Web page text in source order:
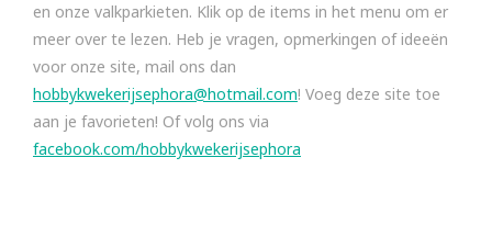
en onze valkparkieten. Klik op de items in het menu om er
meer over te lezen. Heb je vragen, opmerkingen of ideeën
voor onze site, mail ons dan
hobbykwekerijsephora@hotmail.com! Voeg deze site toe
aan je favorieten! Of volg ons via
facebook.com/hobbykwekerijsephora